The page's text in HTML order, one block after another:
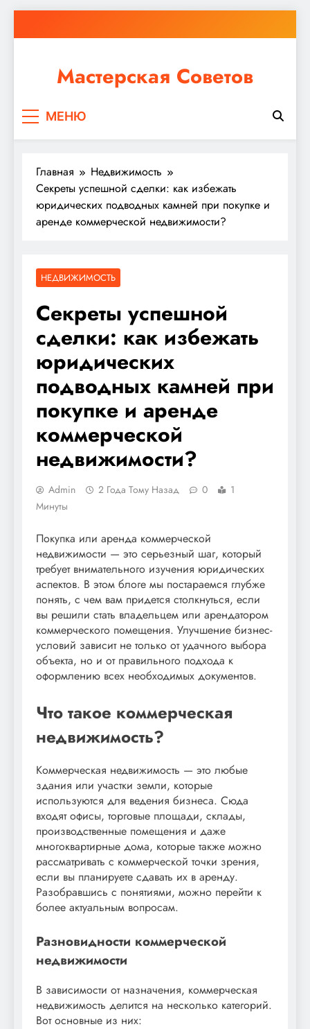
к
Мастерская Советов
ремонт или крупное строительство, в Мастерской
МЕНЮ
Главная
Недвижимость
Секреты успешной сделки: как избежать
юридических подводных камней при покупке и
аренде коммерческой недвижимости?
НЕДВИЖИМОСТЬ
Секреты успешной
сделки: как избежать
юридических
подводных камней при
покупке и аренде
коммерческой
недвижимости?
Admin 2 Года Тому Назад 0
1
Минуты
Покупка или аренда коммерческой
недвижимости — это серьезный шаг, который
требует внимательного изучения юридических
аспектов. В этом блоге мы постараемся глубже
понять, с чем вам придется столкнуться, если
вы решили стать владельцем или арендатором
коммерческого помещения. Улучшение бизнес-
условий зависит не только от удачного выбора
объекта, но и от правильного подхода к
оформлению всех необходимых документов.
Что такое коммерческая
недвижимость?
Коммерческая недвижимость — это любые
здания или участки земли, которые
используются для ведения бизнеса. Сюда
входят офисы, торговые площади, склады,
производственные помещения и даже
многоквартирные дома, которые также можно
рассматривать с коммерческой точки зрения,
если вы планируете сдавать их в аренду.
Разобравшись с понятиями, можно перейти к
более актуальным вопросам.
Разновидности коммерческой
недвижимости
В зависимости от назначения, коммерческая
недвижимость делится на несколько категорий.
Вот основные из них: